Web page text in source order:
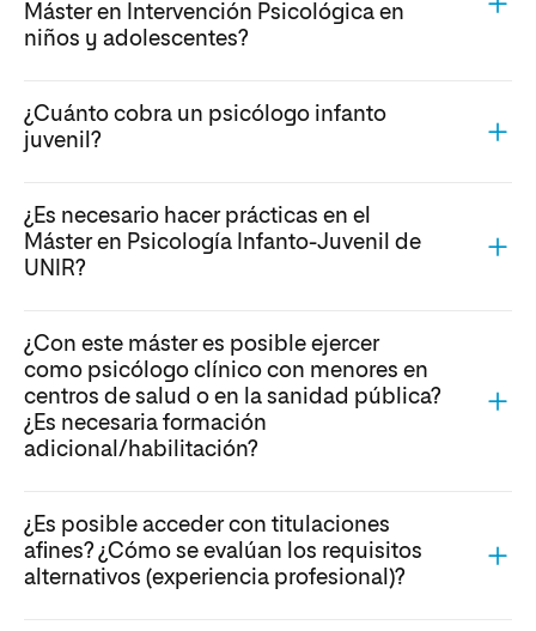
Máster en Intervención Psicológica en
niños y adolescentes?
¿Cuánto cobra un psicólogo infanto
juvenil?
¿Es necesario hacer prácticas en el
Máster en Psicología Infanto-Juvenil de
UNIR?
¿Con este máster es posible ejercer
como psicólogo clínico con menores en
centros de salud o en la sanidad pública?
¿Es necesaria formación
adicional/habilitación?
¿Es posible acceder con titulaciones
afines? ¿Cómo se evalúan los requisitos
alternativos (experiencia profesional)?